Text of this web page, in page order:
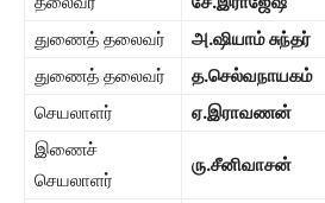
துணைத் தலைவர்
அ.ஷியாம் சுந்தர்
துணைத் தலைவர்
த.செல்வநாயகம்
செயலாளர்
ஏ.இராவணன்
இணைச்
செயலாளர்
ரு.சீனிவாசன்